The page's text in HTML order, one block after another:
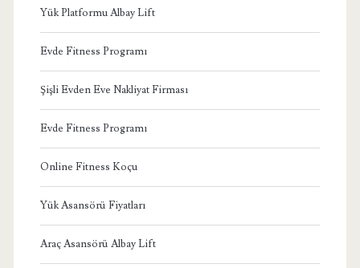
Yük Platformu Albay Lift
Evde Fitness Programı
Şişli Evden Eve Nakliyat Firması
Evde Fitness Programı
Online Fitness Koçu
Yük Asansörü Fiyatları
Araç Asansörü Albay Lift